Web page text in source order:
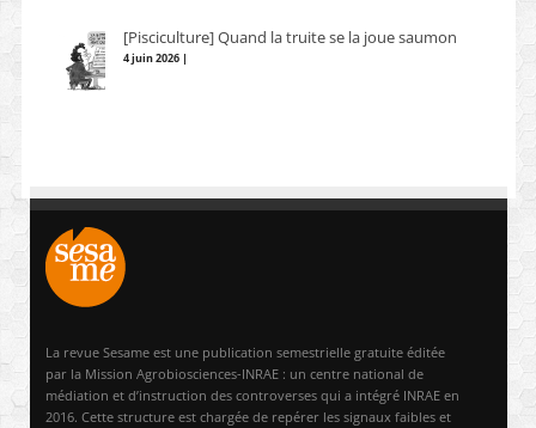
[Pisciculture] Quand la truite se la joue saumon
4 juin 2026 |
La revue Sesame est une publication semestrielle gratuite éditée
par la Mission Agrobiosciences-INRAE : un centre national de
médiation et d’instruction des controverses qui a intégré INRAE en
2016. Cette structure est chargée de repérer les signaux faibles et